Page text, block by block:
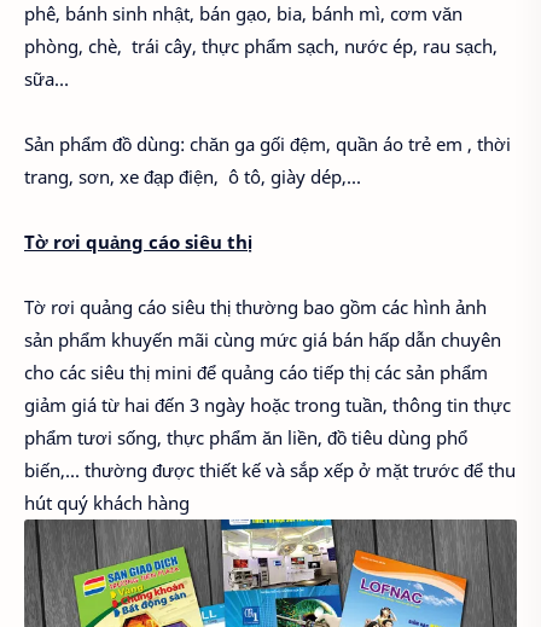
phê, bánh sinh nhật, bán gạo, bia, bánh mì, cơm văn
phòng, chè, trái cây, thực phẩm sạch, nước ép, rau sạch,
sữa…
Sản phẩm đồ dùng: chăn ga gối đệm, quần áo trẻ em , thời
trang, sơn, xe đạp điện, ô tô, giày dép,...
Tờ rơi quảng cáo siêu thị
Tờ rơi quảng cáo siêu thị thường bao gồm các hình ảnh
sản phẩm khuyến mãi cùng mức giá bán hấp dẫn chuyên
cho các siêu thị mini để quảng cáo tiếp thị các sản phẩm
giảm giá từ hai đến 3 ngày hoặc trong tuần, thông tin thực
phẩm tươi sống, thực phẩm ăn liền, đồ tiêu dùng phổ
biến,... thường được thiết kế và sắp xếp ở mặt trước để thu
hút quý khách hàng